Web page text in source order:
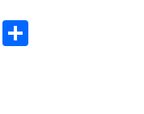
E
m